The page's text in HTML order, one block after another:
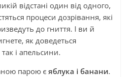
відстані один від одного,
процеси дозрівання, які
до гниття. І ви й
як доведеться
і апельсини.
парою єяблука і банани.